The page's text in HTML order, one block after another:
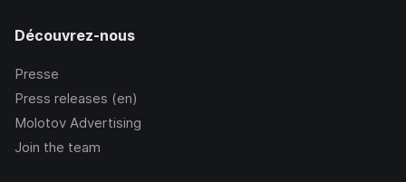
Découvrez-nous
Presse
Press releases (en)
Molotov Advertising
Join the team